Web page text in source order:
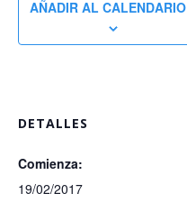
AÑADIR AL CALENDARIO
DETALLES
Comienza:
19/02/2017